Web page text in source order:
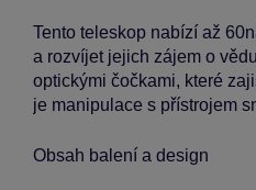
Tento teleskop nabízí až
a rozvíjet jejich zájem o
optickými čočkami, které
je manipulace s přístrojem
Obsah balení a design